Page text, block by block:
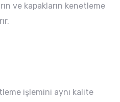
ve kapakların kenetleme
işlemini aynı kalite